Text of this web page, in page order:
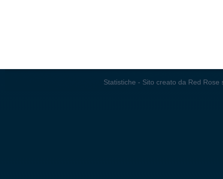
Statistiche - Sito creato da Red Rose